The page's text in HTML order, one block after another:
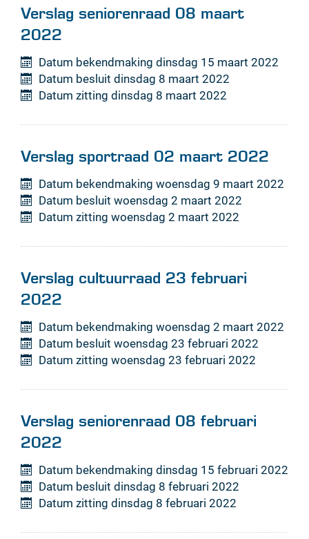
Verslag seniorenraad 08 maart
2022
Datum bekendmaking dinsdag 15 maart 2022
Datum besluit dinsdag 8 maart 2022
Datum zitting dinsdag 8 maart 2022
Verslag sportraad 02 maart 2022
Datum bekendmaking woensdag 9 maart 2022
Datum besluit woensdag 2 maart 2022
Datum zitting woensdag 2 maart 2022
Verslag cultuurraad 23 februari
2022
Datum bekendmaking woensdag 2 maart 2022
Datum besluit woensdag 23 februari 2022
Datum zitting woensdag 23 februari 2022
Verslag seniorenraad 08 februari
2022
Datum bekendmaking dinsdag 15 februari 2022
Datum besluit dinsdag 8 februari 2022
Datum zitting dinsdag 8 februari 2022